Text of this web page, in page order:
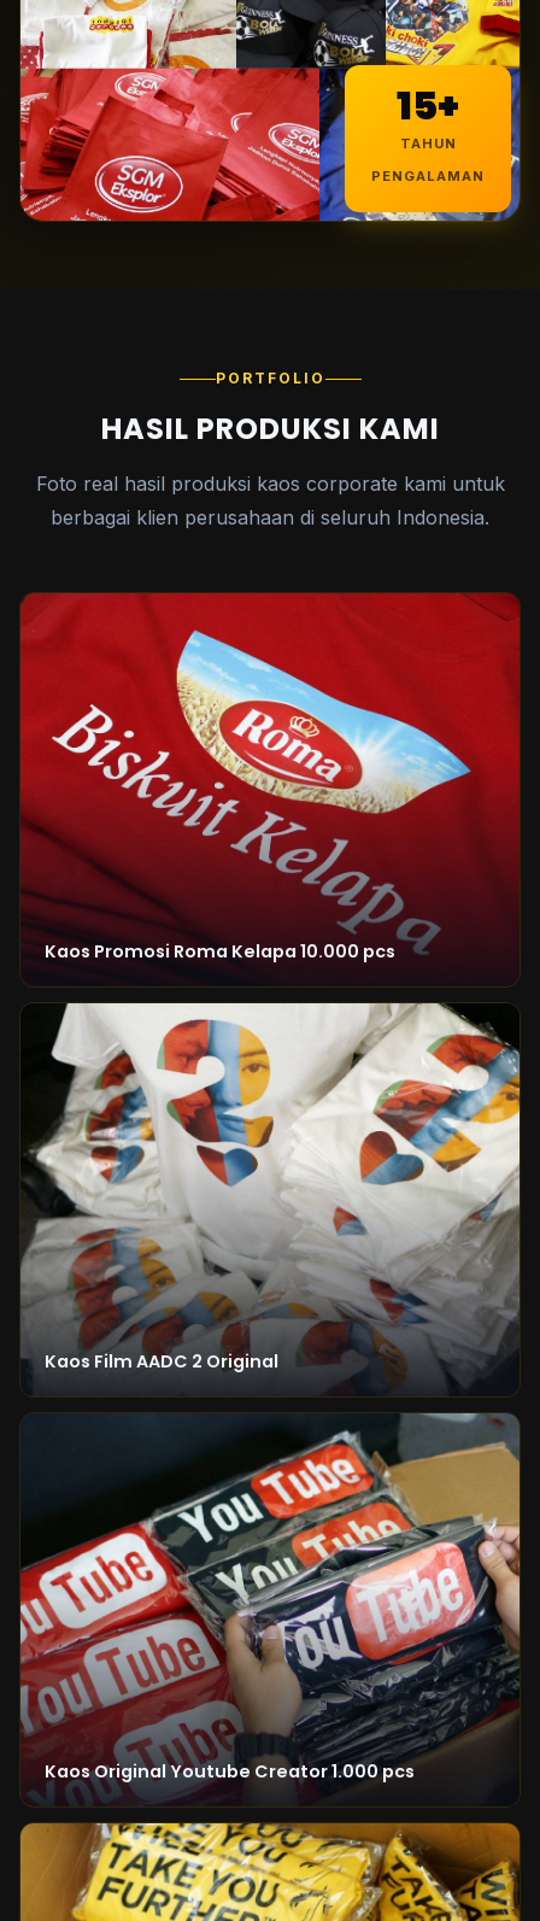
15+
TAHUN
PENGALAMAN
PORTFOLIO
HASIL PRODUKSI KAMI
Foto real hasil produksi kaos corporate kami untuk
berbagai klien perusahaan di seluruh Indonesia.
Kaos Promosi Roma Kelapa 10.000 pcs
Kaos Film AADC 2 Original
Kaos Original Youtube Creator 1.000 pcs